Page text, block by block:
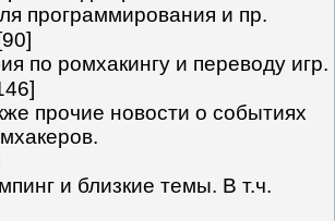
программирования и пр.
[90]
по ромхакингу и переводу игр.
прочие новости о событиях
и близкие темы. В т.ч.